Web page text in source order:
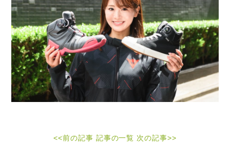
<<前の記事 記事の一覧 次の記事>>